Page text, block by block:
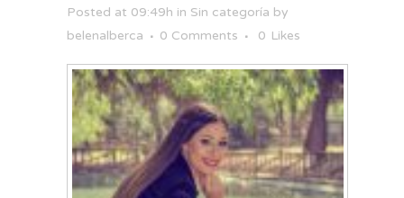
Posted at 09:49h in Sin categoría by
belenalberca
0 Comments 0 Likes